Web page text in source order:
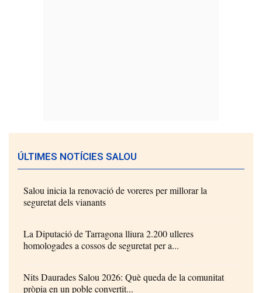
ÚLTIMES NOTÍCIES SALOU
Salou inicia la renovació de voreres per millorar la
seguretat dels vianants
La Diputació de Tarragona lliura 2.200 ulleres
homologades a cossos de seguretat per a...
Nits Daurades Salou 2026: Què queda de la comunitat
pròpia en un poble convertit...